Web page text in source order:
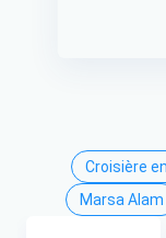
Croisière
Marsa Alam